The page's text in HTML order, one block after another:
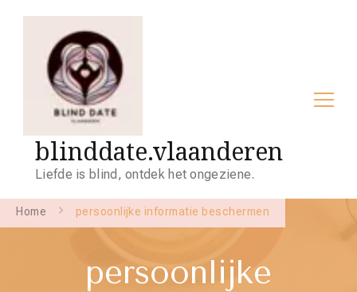
blinddate.vlaanderen
Liefde is blind, ontdek het ongeziene.
Home persoonlijke informatie beschermen
persoonlijke